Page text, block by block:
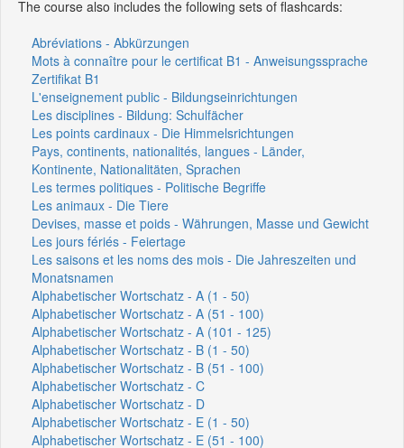
The course also includes the following sets of flashcards:
Abréviations - Abkürzungen
Mots à connaître pour le certificat B1 - Anweisungssprache
Zertifikat B1
L'enseignement public - Bildungseinrichtungen
Les disciplines - Bildung: Schulfächer
Les points cardinaux - Die Himmelsrichtungen
Pays, continents, nationalités, langues - Länder,
Kontinente, Nationalitäten, Sprachen
Les termes politiques - Politische Begriffe
Les animaux - Die Tiere
Devises, masse et poids - Währungen, Masse und Gewicht
Les jours fériés - Feiertage
Les saisons et les noms des mois - Die Jahreszeiten und
Monatsnamen
Alphabetischer Wortschatz - A (1 - 50)
Alphabetischer Wortschatz - A (51 - 100)
Alphabetischer Wortschatz - A (101 - 125)
Alphabetischer Wortschatz - B (1 - 50)
Alphabetischer Wortschatz - B (51 - 100)
Alphabetischer Wortschatz - C
Alphabetischer Wortschatz - D
Alphabetischer Wortschatz - E (1 - 50)
Alphabetischer Wortschatz - E (51 - 100)